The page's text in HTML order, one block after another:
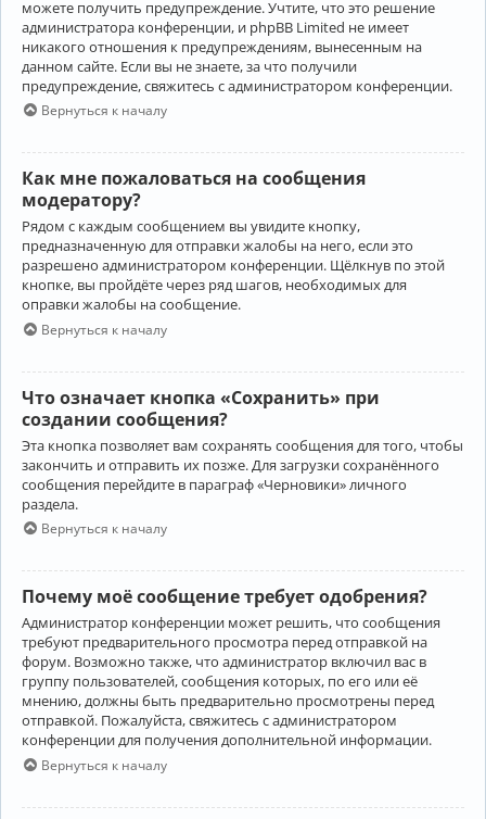
можете получить предупреждение. Учтите, что это решение
администратора конференции, и phpBB Limited не имеет
никакого отношения к предупреждениям, вынесенным на
данном сайте. Если вы не знаете, за что получили
предупреждение, свяжитесь с администратором конференции.
Вернуться к началу
Как мне пожаловаться на сообщения
модератору?
Рядом с каждым сообщением вы увидите кнопку,
предназначенную для отправки жалобы на него, если это
разрешено администратором конференции. Щёлкнув по этой
кнопке, вы пройдёте через ряд шагов, необходимых для
оправки жалобы на сообщение.
Вернуться к началу
Что означает кнопка «Сохранить» при
создании сообщения?
Эта кнопка позволяет вам сохранять сообщения для того, чтобы
закончить и отправить их позже. Для загрузки сохранённого
сообщения перейдите в параграф «Черновики» личного
раздела.
Вернуться к началу
Почему моё сообщение требует одобрения?
Администратор конференции может решить, что сообщения
требуют предварительного просмотра перед отправкой на
форум. Возможно также, что администратор включил вас в
группу пользователей, сообщения которых, по его или её
мнению, должны быть предварительно просмотрены перед
отправкой. Пожалуйста, свяжитесь с администратором
конференции для получения дополнительной информации.
Вернуться к началу